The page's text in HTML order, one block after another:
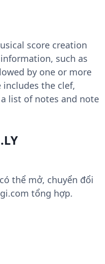
score creation
such as
by one or more
includes the clef,
list of notes and note
thể mở, chuyển đổi
tổng hợp.